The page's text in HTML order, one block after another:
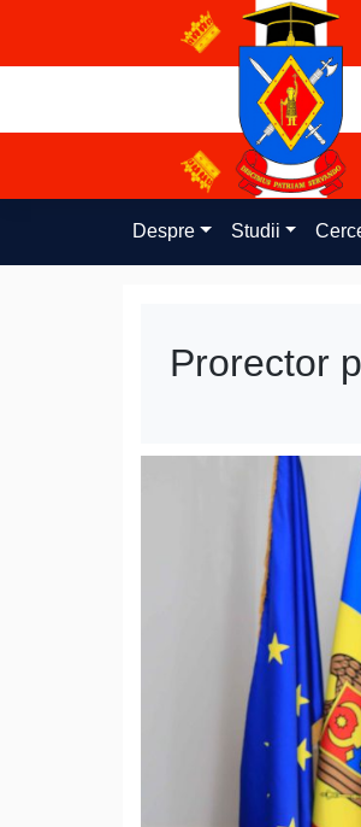
content
Despre Studii
Prorector